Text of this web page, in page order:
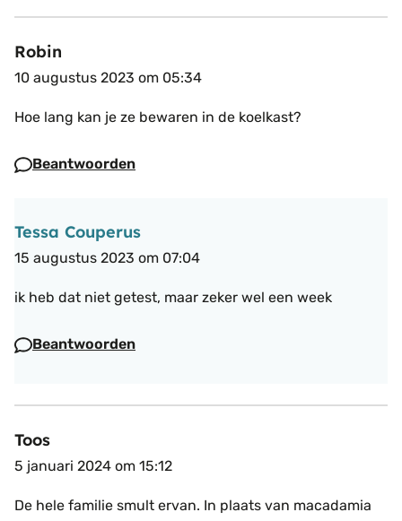
Robin
10 augustus 2023 om 05:34
Hoe lang kan je ze bewaren in de koelkast?
Beantwoorden
Tessa Couperus
15 augustus 2023 om 07:04
ik heb dat niet getest, maar zeker wel een week
Beantwoorden
Toos
5 januari 2024 om 15:12
De hele familie smult ervan. In plaats van macadamia